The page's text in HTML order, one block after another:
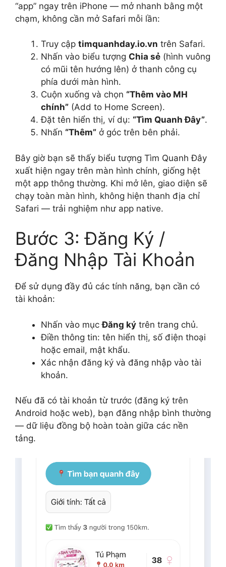
“app” ngay trên iPhone — mở nhanh bằng một
chạm, không cần mở Safari mỗi lần:
Truy cập timquanhday.io.vn trên Safari.
Nhấn vào biểu tượng Chia sẻ (hình vuông
có mũi tên hướng lên) ở thanh công cụ
phía dưới màn hình.
Cuộn xuống và chọn “Thêm vào MH
chính” (Add to Home Screen).
Đặt tên hiển thị, ví dụ: “Tìm Quanh Đây”.
Nhấn “Thêm” ở góc trên bên phải.
Bây giờ bạn sẽ thấy biểu tượng Tìm Quanh Đây
xuất hiện ngay trên màn hình chính, giống hệt
một app thông thường. Khi mở lên, giao diện sẽ
chạy toàn màn hình, không hiện thanh địa chỉ
Safari — trải nghiệm như app native.
Bước 3: Đăng Ký /
Đăng Nhập Tài Khoản
Để sử dụng đầy đủ các tính năng, bạn cần có
tài khoản:
Nhấn vào mụcĐăng ký trên trang chủ.
Điền thông tin: tên hiển thị, số điện thoại
hoặc email, mật khẩu.
Xác nhận đăng ký và đăng nhập vào tài
khoản.
Nếu đã có tài khoản từ trước (đăng ký trên
Android hoặc web), bạn đăng nhập bình thường
— dữ liệu đồng bộ hoàn toàn giữa các nền
tảng.